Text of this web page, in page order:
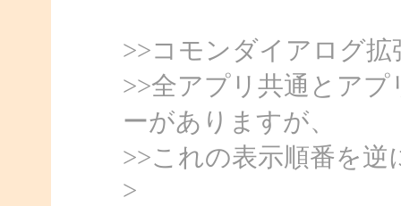
>>コモンダイアログ
>>全アプリ共通とア
ーがありますが、
>>これの表示順番を
>